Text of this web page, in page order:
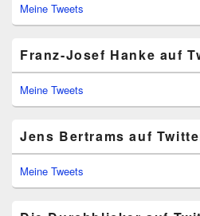
Meine Tweets
Franz-Josef Hanke auf
Meine Tweets
Jens Bertrams auf
Meine Tweets